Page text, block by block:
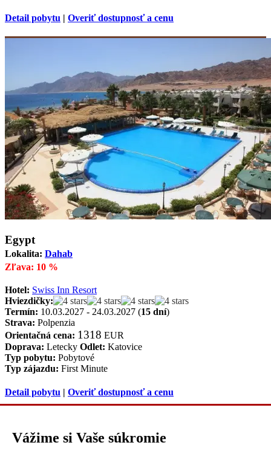
Detail pobytu | Overiť dostupnosť a cenu
Egypt
Lokalita: Dahab
Zľava: 10 %
Hotel: Swiss Inn Resort
Hviezdičky:
Termín: 10.03.2027 - 24.03.2027 (15 dní)
Strava: Polpenzia
Orientačná cena: 1318 EUR
Doprava: Letecky Odlet: Katovice
Typ pobytu: Pobytové
Typ zájazdu: First Minute
Detail pobytu | Overiť dostupnosť a cenu
Vážime si Vaše súkromie